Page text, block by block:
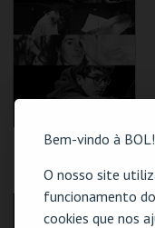
Bem-vindo à BOL!
O nosso site
funcionamento
cookies que nos
MAIS INFO
COMPRAR
GUIMARÃES JAZZ
PORTA - JAZZ
C.I. ARTES J.
GUIMARÃES